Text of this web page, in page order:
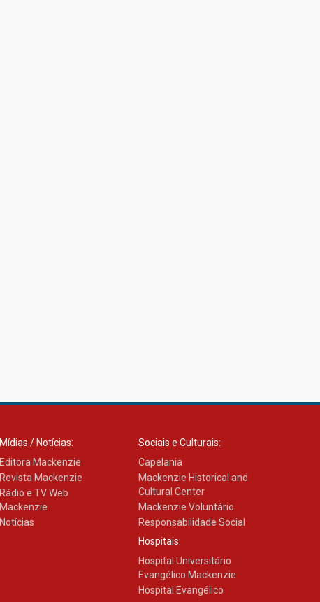
Mídias / Notícias:
Editora Mackenzie
Revista Mackenzie
Rádio e TV Web
Mackenzie
Notícias
Sociais e Culturais:
Capelania
Mackenzie Historical and
Cultural Center
Mackenzie Voluntário
Responsabilidade Social
Hospitais:
Hospital Universitário
Evangélico Mackenzie
Hospital Evangélico